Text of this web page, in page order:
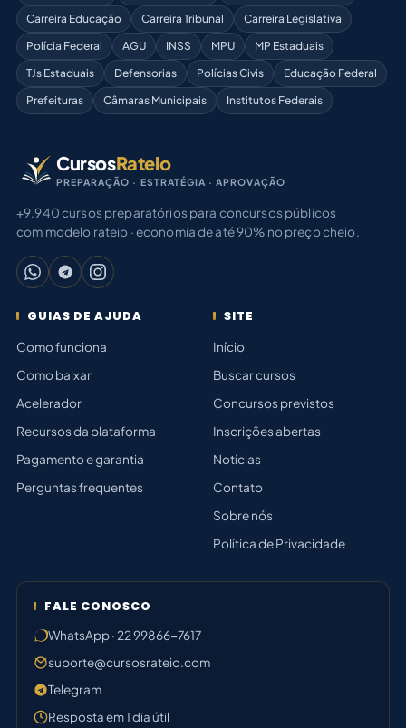
Carreira Educação
Carreira Tribunal
Carreira Legislativa
Polícia Federal
AGU INSS MPU
MP Estaduais
TJs Estaduais
Defensorias Polícias Civis
Educação Federal
Prefeituras
Câmaras Municipais Institutos Federais
CursosRateio
PREPARAÇÃO · ESTRATÉGIA · APROVAÇÃO
+9.940 cursos preparatórios para concursos públicos
com modelo rateio · economia de até 90% no preço cheio.
GUIAS DE AJUDA
Como funciona
Como baixar
Acelerador
Recursos da plataforma
Pagamento e garantia
Perguntas frequentes
SITE
Início
Buscar cursos
Concursos previstos
Inscrições abertas
Notícias
Contato
Sobre nós
Política de Privacidade
FALE CONOSCO
WhatsApp · 22 99866-7617
suporte@cursosrateio.com
Telegram
Resposta em 1 dia útil